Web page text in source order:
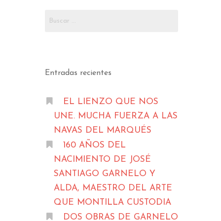
Entradas recientes
EL LIENZO QUE NOS
UNE. MUCHA FUERZA A LAS
NAVAS DEL MARQUÉS
160 AÑOS DEL
NACIMIENTO DE JOSÉ
SANTIAGO GARNELO Y
ALDA, MAESTRO DEL ARTE
QUE MONTILLA CUSTODIA
DOS OBRAS DE GARNELO